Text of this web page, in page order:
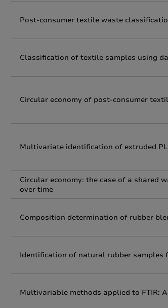
Post-consumer textile waste
Classification of textile samples using
Circular economy of post-consumer
Multivariate identification of extruded
Circular economy: the case of a
over time
Composition determination of rubber
Identiﬁcation of natural rubber
Multivariable methods applied to FTIR: